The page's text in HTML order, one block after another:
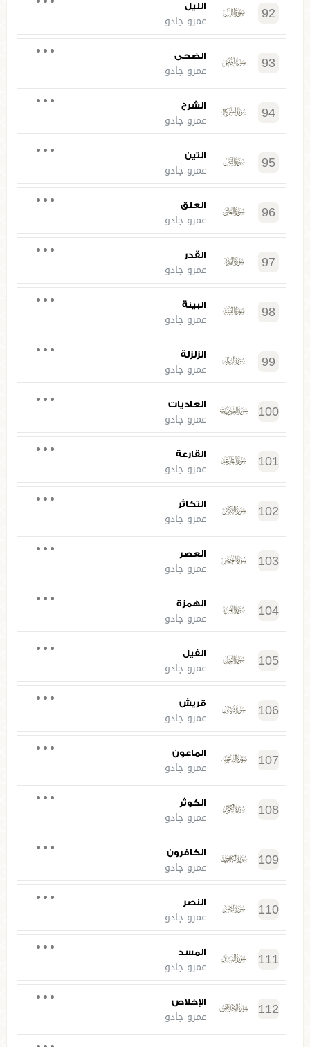
92 الليل
عمرو جادو
93 الضحى
عمرو جادو
94 الشرح
عمرو جادو
95 التين
عمرو جادو
96 العلق
عمرو جادو
97 القدر
عمرو جادو
98 البينة
عمرو جادو
99 الزلزلة
عمرو جادو
100 العاديات
عمرو جادو
101 القارعة
عمرو جادو
102 التكاثر
عمرو جادو
103 العصر
عمرو جادو
104 الهمزة
عمرو جادو
105 الفيل
عمرو جادو
106 قريش
عمرو جادو
107 الماعون
عمرو جادو
108 الكوثر
عمرو جادو
109 الكافرون
عمرو جادو
110 النصر
عمرو جادو
111 المسد
عمرو جادو
112 الإخلاص
عمرو جادو